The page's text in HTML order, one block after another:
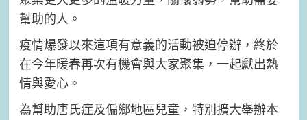
幫助的人。
疫情爆發以來這項有意義的活動被迫停辦，終於
在今年暖春再次有機會與大家聚集，一起獻出熱
情與愛心。
為幫助唐氏症及偏鄉地區兒童，特別擴大舉辦本